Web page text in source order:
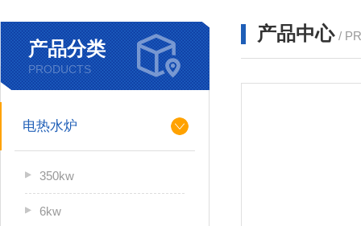
产品分类
PRODUCTS
电热水炉
350kw
6kw
产品中心 /